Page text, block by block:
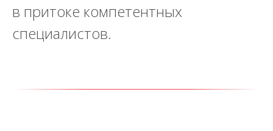
в притоке компетентных
специалистов.